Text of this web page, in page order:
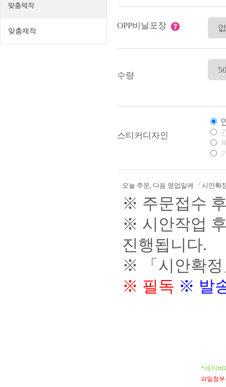
맞춤제작
맞춤제작
OPP비닐포장
수량
스티커디자인
오늘 주문, 다음 영업일에 「시안확
※ 주문접수
※ 시안작업
진행됩니다.
※ 「시안확정
※ 필독 ※ 발
*네이버
파일첨부